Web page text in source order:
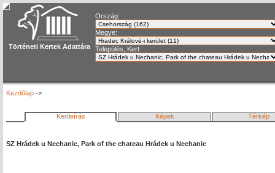
Történeti Kertek Adattára
Ország:
Megye:
Település, Kert:
Kezdőlap ->
Kertleírás Képek Térkép
SZ Hrádek u Nechanic, Park of the chateau Hrádek u Nechanic